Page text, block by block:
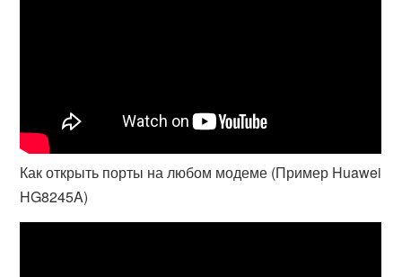
Как открыть порты на любом модеме (Пример Huawei
HG8245A)